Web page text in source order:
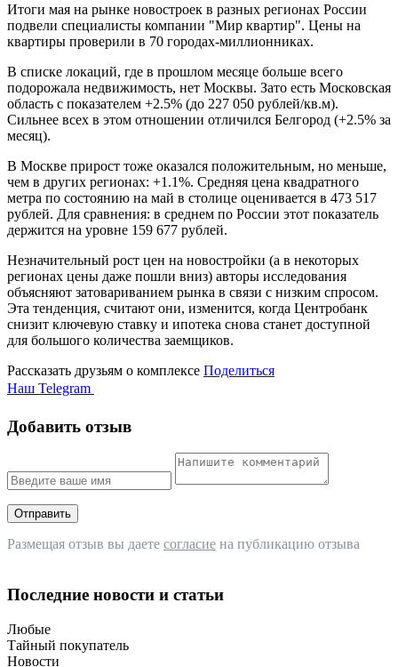
Итоги мая на рынке новостроек в разных регионах России
подвели специалисты компании "Мир квартир". Цены на
квартиры проверили в 70 городах-миллионниках.
В списке локаций, где в прошлом месяце больше всего
подорожала недвижимость, нет Москвы. Зато есть Московская
область с показателем +2.5% (до 227 050 рублей/кв.м).
Сильнее всех в этом отношении отличился Белгород (+2.5% за
месяц).
В Москве прирост тоже оказался положительным, но меньше,
чем в других регионах: +1.1%. Средняя цена квадратного
метра по состоянию на май в столице оценивается в 473 517
рублей. Для сравнения: в среднем по России этот показатель
держится на уровне 159 677 рублей.
Незначительный рост цен на новостройки (а в некоторых
регионах цены даже пошли вниз) авторы исследования
объясняют затовариванием рынка в связи с низким спросом.
Эта тенденция, считают они, изменится, когда Центробанк
снизит ключевую ставку и ипотека снова станет доступной
для большого количества заемщиков.
Рассказать друзьям о комплексе Поделиться
Наш Telegram
Добавить отзыв
Отправить
Размещая отзыв вы даете согласие на публикацию отзыва
Последние новости и статьи
Любые
Тайный покупатель
Новости